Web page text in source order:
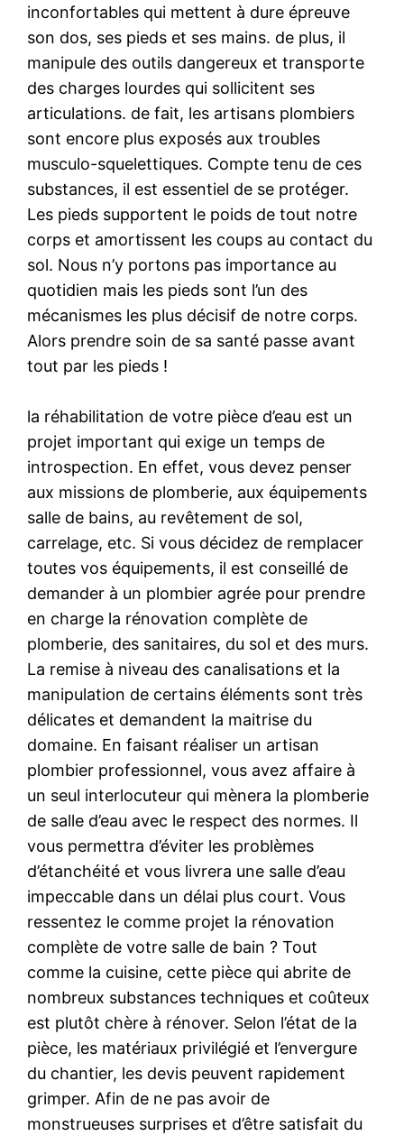
inconfortables qui mettent à dure épreuve
son dos, ses pieds et ses mains. de plus, il
manipule des outils dangereux et transporte
des charges lourdes qui sollicitent ses
articulations. de fait, les artisans plombiers
sont encore plus exposés aux troubles
musculo-squelettiques. Compte tenu de ces
substances, il est essentiel de se protéger.
Les pieds supportent le poids de tout notre
corps et amortissent les coups au contact du
sol. Nous n’y portons pas importance au
quotidien mais les pieds sont l’un des
mécanismes les plus décisif de notre corps.
Alors prendre soin de sa santé passe avant
tout par les pieds !
la réhabilitation de votre pièce d’eau est un
projet important qui exige un temps de
introspection. En effet, vous devez penser
aux missions de plomberie, aux équipements
salle de bains, au revêtement de sol,
carrelage, etc. Si vous décidez de remplacer
toutes vos équipements, il est conseillé de
demander à un plombier agrée pour prendre
en charge la rénovation complète de
plomberie, des sanitaires, du sol et des murs.
La remise à niveau des canalisations et la
manipulation de certains éléments sont très
délicates et demandent la maitrise du
domaine. En faisant réaliser un artisan
plombier professionnel, vous avez affaire à
un seul interlocuteur qui mènera la plomberie
de salle d’eau avec le respect des normes. Il
vous permettra d’éviter les problèmes
d’étanchéité et vous livrera une salle d’eau
impeccable dans un délai plus court. Vous
ressentez le comme projet la rénovation
complète de votre salle de bain ? Tout
comme la cuisine, cette pièce qui abrite de
nombreux substances techniques et coûteux
est plutôt chère à rénover. Selon l’état de la
pièce, les matériaux privilégié et l’envergure
du chantier, les devis peuvent rapidement
grimper. Afin de ne pas avoir de
monstrueuses surprises et d’être satisfait du